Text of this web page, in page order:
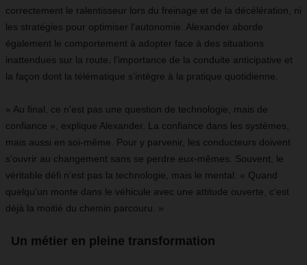
correctement le ralentisseur lors du freinage et de la décélération, ni
les stratégies pour optimiser l'autonomie. Alexander aborde
également le comportement à adopter face à des situations
inattendues sur la route, l'importance de la conduite anticipative et
la façon dont la télématique s’intègre à la pratique quotidienne.
« Au final, ce n'est pas une question de technologie, mais de
confiance », explique Alexander. La confiance dans les systèmes,
mais aussi en soi-même. Pour y parvenir, les conducteurs doivent
s'ouvrir au changement sans se perdre eux-mêmes. Souvent, le
véritable défi n'est pas la technologie, mais le mental. « Quand
quelqu'un monte dans le véhicule avec une attitude ouverte, c'est
déjà la moitié du chemin parcouru. »
Un métier en pleine transformation